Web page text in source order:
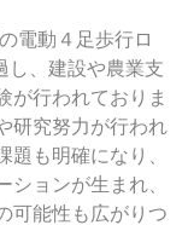
電動４足歩行ロ
し、建設や農業支
が行われておりま
研究努力が行われ
題も明確になり、
ョンが生まれ、
可能性も広がりつ